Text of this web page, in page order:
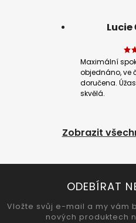
Maximální
objednáno, ve
doručena.
skvělá.
Zobrazit
ODEBÍRAT
Vložte svůj e-mail a my vám
nových produktech